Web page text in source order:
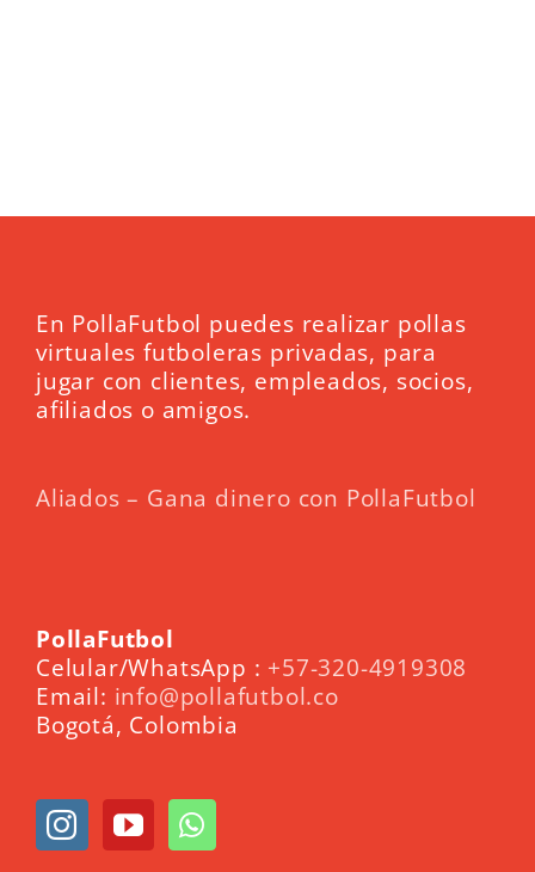
En PollaFutbol puedes realizar pollas
virtuales futboleras privadas, para
jugar con clientes, empleados, socios,
afiliados o amigos.
Aliados – Gana dinero con PollaFutbol
PollaFutbol
Celular/WhatsApp : +57-320-4919308
Email: info@pollafutbol.co
Bogotá, Colombia